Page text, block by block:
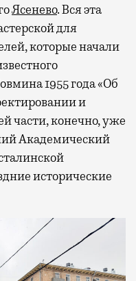
Ясенево. Вся эта
для
которые начали
1955 года «Об
и
части, конечно, уже
Академический
исторические